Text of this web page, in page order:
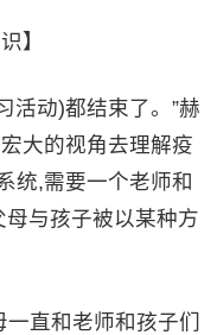
】
动)都结束了。”赫
大的视角去理解疫
,需要一个老师和
与孩子被以某种方
直和老师和孩子们